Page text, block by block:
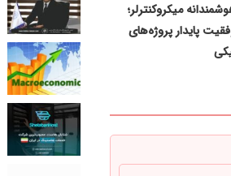
میکروکنترلر؛
پایدار پروژه‌های